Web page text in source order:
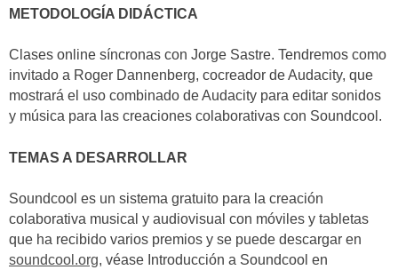
METODOLOGÍA DIDÁCTICA
Clases online síncronas con Jorge Sastre. Tendremos como
invitado a Roger Dannenberg, cocreador de Audacity, que
mostrará el uso combinado de Audacity para editar sonidos
y música para las creaciones colaborativas con Soundcool.
TEMAS A DESARROLLAR
Soundcool es un sistema gratuito para la creación
colaborativa musical y audiovisual con móviles y tabletas
que ha recibido varios premios y se puede descargar en
soundcool.org, véase Introducción a Soundcool en